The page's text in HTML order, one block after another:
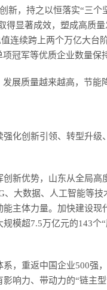
新，持之以恒落实“三个
得显著成效，塑成高质
连续跨上两个万亿大台
项冠军等优质企业数量
展质量越来越高，节能
化创新引领、转型升级
新优势，山东从全局高
、大数据、人工智能等
主体力量。加快建设现
模超7.5万亿元的143个
，重返中国企业500强
响力、带动力的“链主